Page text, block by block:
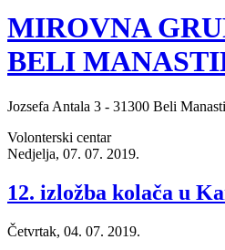
MIROVNA
BELI
Jozsefa Antala 3 - 31300 Beli
Volonterski centar
Nedjelja, 07. 07. 2019.
12. izložba kolača u
Četvrtak, 04. 07. 2019.